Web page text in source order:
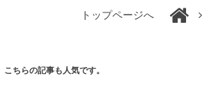
トップページへ
こちらの記事も人気です。